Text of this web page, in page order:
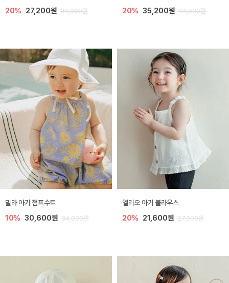
20% 27,200원 34,000원 20% 35,200원 44,000원
밀라 아기 점프수트
10% 30,600원 34,000원
엘리오 아기 블라우스
20% 21,600원 27,000원